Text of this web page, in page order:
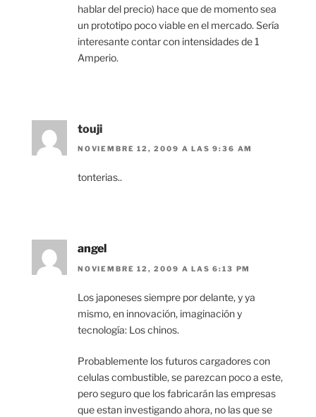
hablar del precio) hace que de momento sea
un prototipo poco viable en el mercado. Sería
interesante contar con intensidades de 1
Amperio.
touji
NOVIEMBRE 12, 2009 A LAS 9:36 AM
tonterias..
angel
NOVIEMBRE 12, 2009 A LAS 6:13 PM
Los japoneses siempre por delante, y ya
mismo, en innovación, imaginación y
tecnología: Los chinos.
Probablemente los futuros cargadores con
celulas combustible, se parezcan poco a este,
pero seguro que los fabricarán las empresas
que estan investigando ahora, no las que se